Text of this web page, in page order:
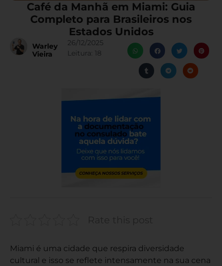
Café da Manhã em Miami: Guia
Completo para Brasileiros nos
Estados Unidos
Warley
Vieira
26/12/2025
Leitura: 18
Miami é uma cidade que respira diversidade
cultural e isso se reflete intensamente na sua cena